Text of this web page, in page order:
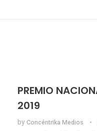
PREMIO
2019
by Concéntrika Medios